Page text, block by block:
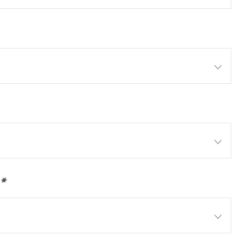
*